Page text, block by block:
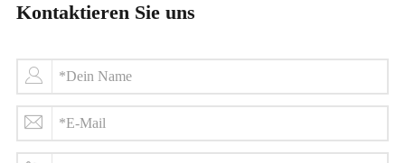
Kontaktieren Sie uns